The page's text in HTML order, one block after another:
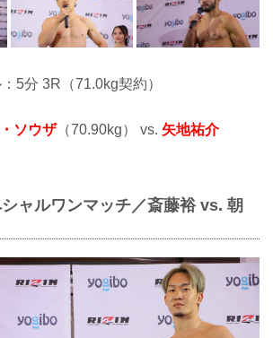
5分 3R（71.0kg契約）
ソウザ（70.90kg） vs. 矢地祐介
ャルワンマッチ／斎藤裕 vs. 朝